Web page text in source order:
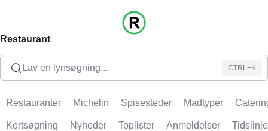
Restaurant
Lav en lynsøgning... CTRL+K
Restauranter Michelin Spisesteder Madtyper
Kortsøgning Nyheder Toplister Anmeldelser Tidslinje